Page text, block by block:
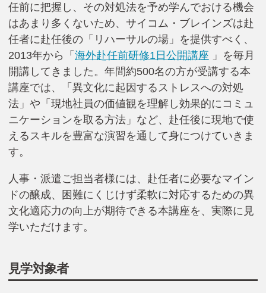
任前に把握し、その対処法を予め学んでおける機会
はあまり多くないため、サイコム・ブレインズは赴
任者に赴任後の「リハーサルの場」を提供すべく、
2013年から「 海外赴任前研修1日公開講座 」を毎月
開講してきました。年間約500名の方が受講する本
講座では、「異文化に起因するストレスへの対処
法」や「現地社員の価値観を理解し効果的にコミュ
ニケーションを取る方法」など、赴任後に現地で使
えるスキルを豊富な演習を通して身につけていきま
す。
人事・派遣ご担当者様には、赴任者に必要なマイン
ドの醸成、困難にくじけず柔軟に対応するための異
文化適応力の向上が期待できる本講座を、実際に見
学いただけます。
見学対象者